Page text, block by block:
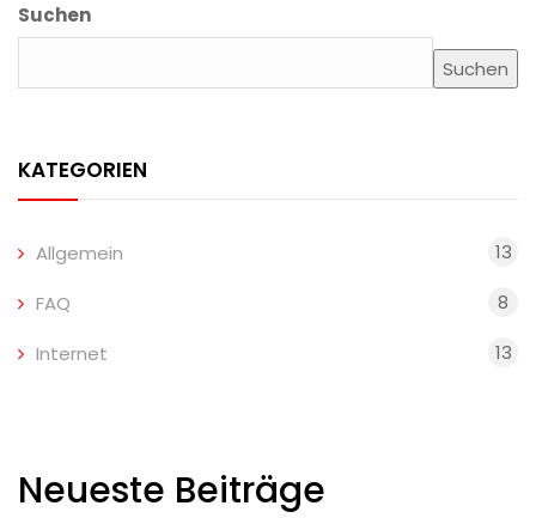
Suchen
Suchen
KATEGORIEN
Allgemein 13
FAQ 8
Internet 13
Neueste Beiträge